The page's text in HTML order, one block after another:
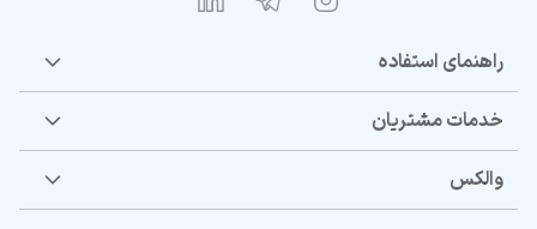
راهنمای استفاده
خدمات مشتریان
والکس